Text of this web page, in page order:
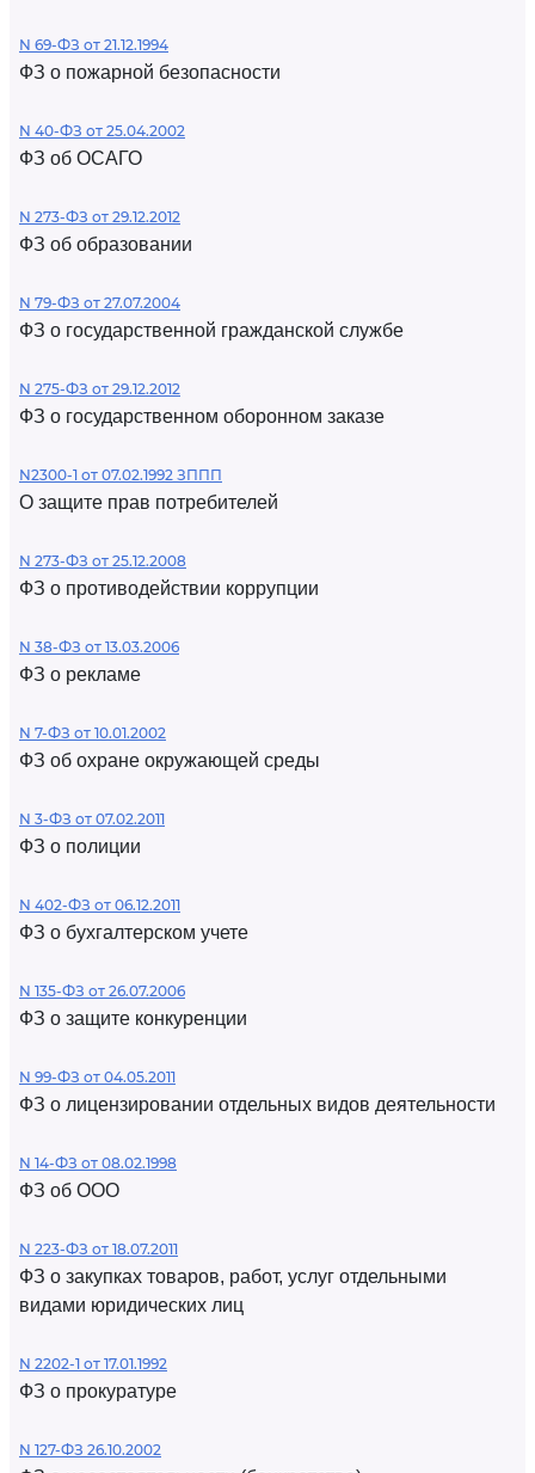
N 69-ФЗ от 21.12.1994
ФЗ о пожарной безопасности
N 40-ФЗ от 25.04.2002
ФЗ об ОСАГО
N 273-ФЗ от 29.12.2012
ФЗ об образовании
N 79-ФЗ от 27.07.2004
ФЗ о государственной гражданской службе
N 275-ФЗ от 29.12.2012
ФЗ о государственном оборонном заказе
N2300-1 от 07.02.1992 ЗППП
О защите прав потребителей
N 273-ФЗ от 25.12.2008
ФЗ о противодействии коррупции
N 38-ФЗ от 13.03.2006
ФЗ о рекламе
N 7-ФЗ от 10.01.2002
ФЗ об охране окружающей среды
N 3-ФЗ от 07.02.2011
ФЗ о полиции
N 402-ФЗ от 06.12.2011
ФЗ о бухгалтерском учете
N 135-ФЗ от 26.07.2006
ФЗ о защите конкуренции
N 99-ФЗ от 04.05.2011
ФЗ о лицензировании отдельных видов деятельности
N 14-ФЗ от 08.02.1998
ФЗ об ООО
N 223-ФЗ от 18.07.2011
ФЗ о закупках товаров, работ, услуг отдельными
видами юридических лиц
N 2202-1 от 17.01.1992
ФЗ о прокуратуре
N 127-ФЗ 26.10.2002